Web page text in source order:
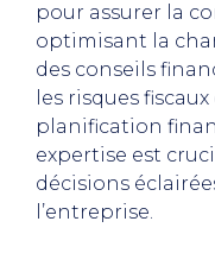
pour assurer la
optimisant la
des conseils
les risques
planification
expertise est
décisions
l’entreprise.